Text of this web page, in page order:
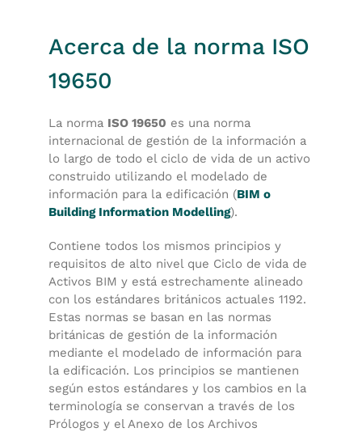
Acerca de la norma ISO
19650
La norma ISO 19650 es una norma
internacional de gestión de la información a
lo largo de todo el ciclo de vida de un activo
construido utilizando el modelado de
información para la edificación (BIM o
Building Information Modelling).
Contiene todos los mismos principios y
requisitos de alto nivel que Ciclo de vida de
Activos BIM y está estrechamente alineado
con los estándares británicos actuales 1192.
Estas normas se basan en las normas
británicas de gestión de la información
mediante el modelado de información para
la edificación. Los principios se mantienen
según estos estándares y los cambios en la
terminología se conservan a través de los
Prólogos y el Anexo de los Archivos